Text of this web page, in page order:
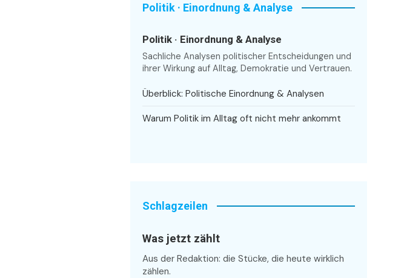
Politik · Einordnung & Analyse
Politik · Einordnung & Analyse
Sachliche Analysen politischer Entscheidungen und
ihrer Wirkung auf Alltag, Demokratie und Vertrauen.
Überblick: Politische Einordnung & Analysen
Warum Politik im Alltag oft nicht mehr ankommt
Schlagzeilen
Was jetzt zählt
Aus der Redaktion: die Stücke, die heute wirklich
zählen.